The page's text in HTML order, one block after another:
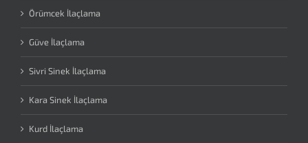
Örümcek İlaçlama
Güve İlaçlama
Sivri Sinek İlaçlama
Kara Sinek İlaçlama
Kurd İlaçlama